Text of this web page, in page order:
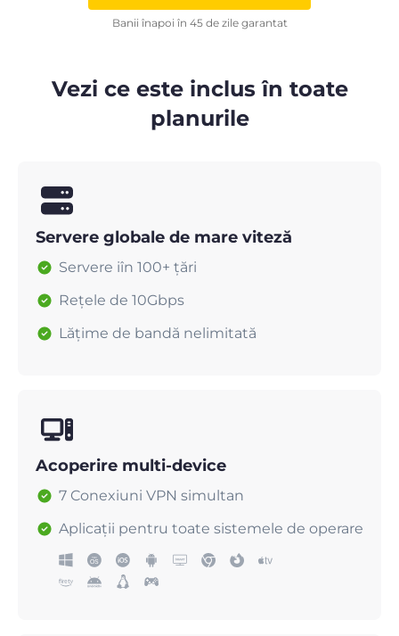
Banii înapoi în 45 de zile garantat
Vezi ce este inclus în toate
planurile
Servere globale de mare viteză
Servere iîn 100+ țări
Rețele de 10Gbps
Lățime de bandă nelimitată
Acoperire multi-device
7 Conexiuni VPN simultan
Aplicații pentru toate sistemele de operare